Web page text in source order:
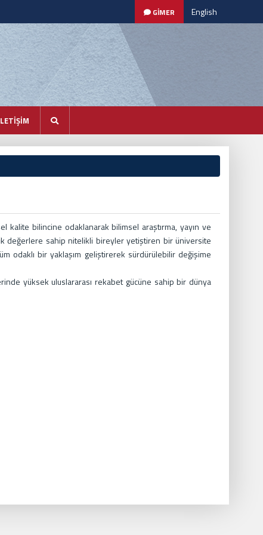
GİMER English
kalite bilincine odaklanarak bilimsel araştırma, yayın ve
değerlere sahip nitelikli bireyler yetiştiren bir üniversite
odaklı bir yaklaşım geliştirerek sürdürülebilir değişime
yüksek uluslararası rekabet gücüne sahip bir dünya